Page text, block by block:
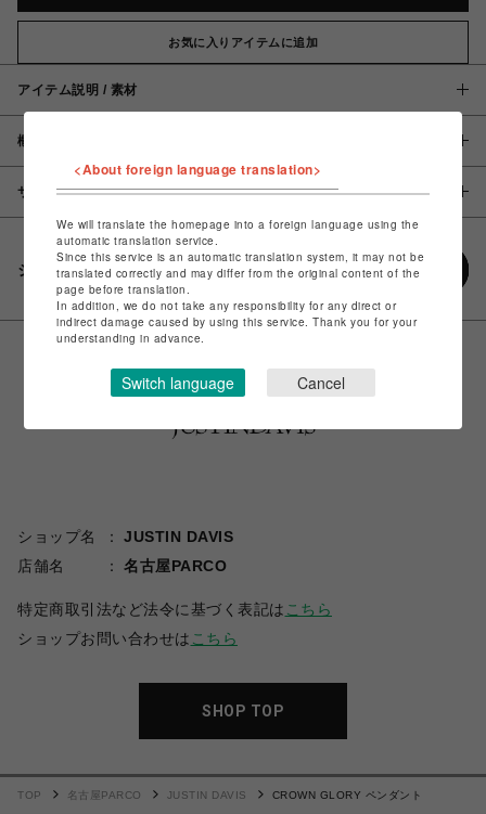
お気に入りアイテムに追加
アイテム説明 / 素材
概要
サイズ
シェアする
ショップ名
JUSTIN DAVIS
店舗名
名古屋PARCO
特定商取引法など法令に基づく表記は こちら
ショップお問い合わせは こちら
SHOP TOP
TOP 名古屋PARCO JUSTIN DAVIS CROWN GLORY ペンダント
<About foreign language translation>
We will translate the homepage into a foreign language using the
automatic translation service.
Since this service is an automatic translation system, it may not be
translated correctly and may differ from the original content of the
page before translation.
In addition, we do not take any responsibility for any direct or
indirect damage caused by using this service. Thank you for your
understanding in advance.
Switch language Cancel